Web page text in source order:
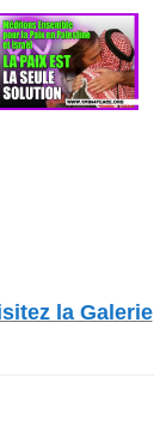
la Galerie